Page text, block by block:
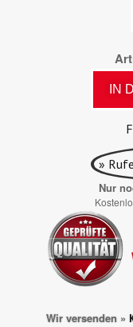
IN
»
Nur
Wir versenden »